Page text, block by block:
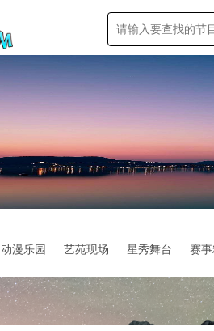
动漫乐园 艺苑现场 星秀舞台 赛